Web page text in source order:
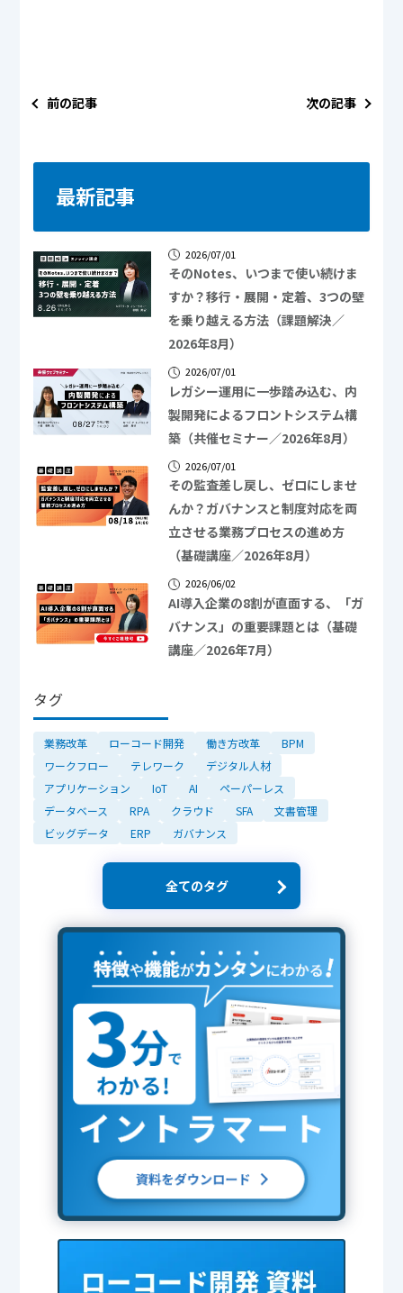
前の記事 次の記事
最新記事
2026/07/01
そのNotes、いつまで使い続けま
すか？移行・展開・定着、3つの壁
を乗り越える方法（課題解決／
2026年8月）
2026/07/01
レガシー運用に一歩踏み込む、内
製開発によるフロントシステム構
築（共催セミナー／2026年8月）
2026/07/01
その監査差し戻し、ゼロにしませ
んか？ガバナンスと制度対応を両
立させる業務プロセスの進め方
（基礎講座／2026年8月）
2026/06/02
AI導入企業の8割が直面する、「ガ
バナンス」の重要課題とは（基礎
講座／2026年7月）
タグ
業務改革 ローコード開発 働き方改革
BPM
ワークフロー
テレワーク
デジタル人材
アプリケーション
IoT AI
ペーパーレス
データベース
RPA クラウド SFA
文書管理
ビッグデータ
ERP ガバナンス
全てのタグ